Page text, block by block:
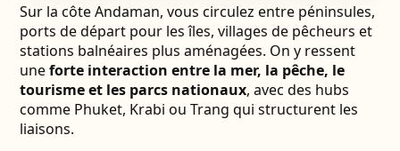
Sur la côte Andaman, vous circulez entre péninsules,
ports de départ pour les îles, villages de pêcheurs et
stations balnéaires plus aménagées. On y ressent
uneforte interaction entre la mer, la pêche, le
tourisme et les parcs nationaux, avec des hubs
comme Phuket, Krabi ou Trang qui structurent les
liaisons.